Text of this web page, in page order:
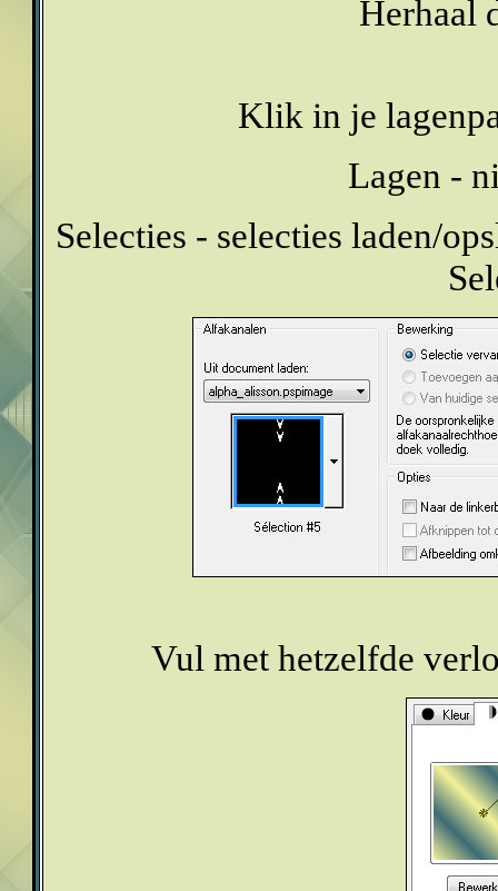
Herhaal
Klik in je
Lagen -
Selecties - selecties laden/
Vul met hetzelfde